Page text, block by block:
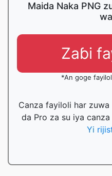
Maida Naka PNG
Zaɓi
*An goge
Canza fayiloli har zuwa
da Pro za su iya
Yi